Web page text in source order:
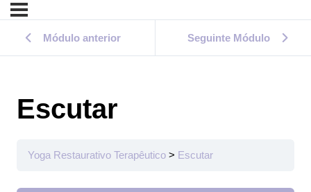
Módulo anterior Seguinte Módulo
Escutar
Yoga Restaurativo Terapêutico Escutar